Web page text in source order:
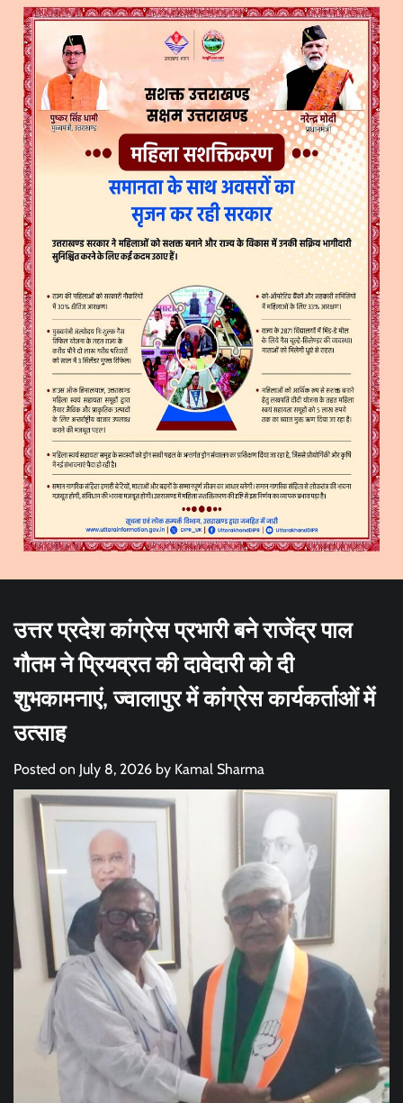
उत्तर प्रदेश कांग्रेस प्रभारी बने राजेंद्र पाल
गौतम ने प्रियव्रत की दावेदारी को दी
शुभकामनाएं, ज्वालापुर में कांग्रेस कार्यकर्ताओं में
उत्साह
Posted on July 8, 2026 by Kamal Sharma